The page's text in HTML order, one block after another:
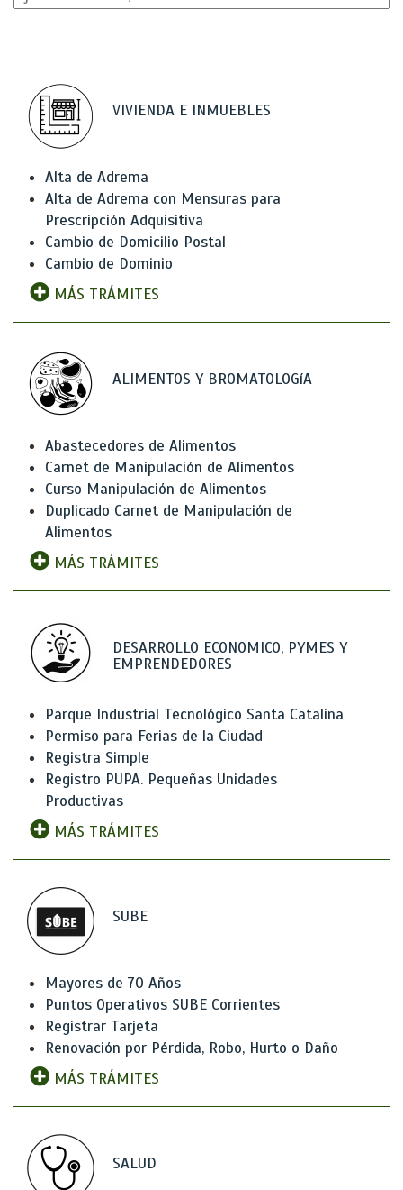
VIVIENDA E INMUEBLES
Alta de Adrema
Alta de Adrema con Mensuras para
Prescripción Adquisitiva
Cambio de Domicilio Postal
Cambio de Dominio
MÁS TRÁMITES
ALIMENTOS Y BROMATOLOGíA
Abastecedores de Alimentos
Carnet de Manipulación de Alimentos
Curso Manipulación de Alimentos
Duplicado Carnet de Manipulación de
Alimentos
MÁS TRÁMITES
DESARROLLO ECONOMICO, PYMES Y
EMPRENDEDORES
Parque Industrial Tecnológico Santa Catalina
Permiso para Ferias de la Ciudad
Registra Simple
Registro PUPA. Pequeñas Unidades
Productivas
MÁS TRÁMITES
SUBE
Mayores de 70 Años
Puntos Operativos SUBE Corrientes
Registrar Tarjeta
Renovación por Pérdida, Robo, Hurto o Daño
MÁS TRÁMITES
SALUD